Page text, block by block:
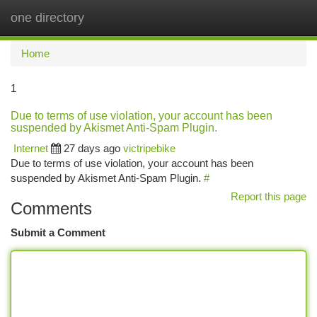
one directory
Home
1
Due to terms of use violation, your account has been
suspended by Akismet Anti-Spam Plugin.
Internet
27 days ago victripebike
Due to terms of use violation, your account has been
suspended by Akismet Anti-Spam Plugin. #
Report this page
Comments
Submit a Comment